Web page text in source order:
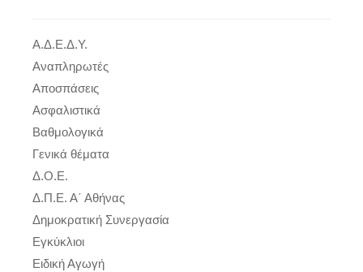
Α.Δ.Ε.Δ.Υ.
Αναπληρωτές
Αποσπάσεις
Ασφαλιστικά
Βαθμολογικά
Γενικά θέματα
Δ.Ο.Ε.
Δ.Π.Ε. Α΄ Αθήνας
Δημοκρατική Συνεργασία
Εγκύκλιοι
Ειδική Αγωγή